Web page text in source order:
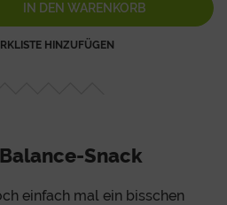
IN DEN WARENKORB
HINZUFÜGEN
Snack
einfach mal ein bisschen